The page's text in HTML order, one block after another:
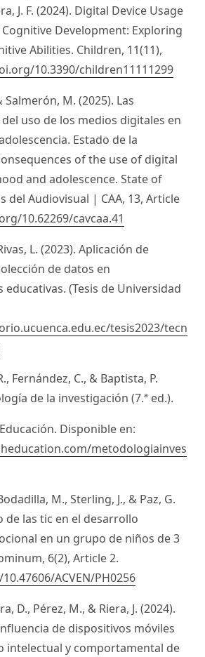
J. F. (2024). Digital Device Usage
Development: Exploring
Abilities. Children, 11(11),
10.3390/children11111299
Salmerón, M. (2025). Las
uso de los medios digitales en
Estado de la
of the use of digital
and adolescence. State of
del Audiovisual | CAA, 13, Article
10.62269/cavcaa.41
L. (2023). Aplicación de
de datos en
educativas. (Tesis de Universidad
tesis2023/tecn
Fernández, C., & Baptista, P.
de la investigación (7.ª ed.).
Disponible en:
metodologiainves
M., Sterling, J., & Paz, G.
de las tic en el desarrollo
en un grupo de niños de 3
6(2), Article 2.
ACVEN/PH0256
D., Pérez, M., & Riera, J. (2024).
de dispositivos móviles
intelectual y comportamental de